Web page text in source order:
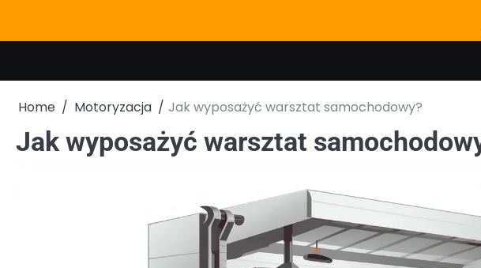
content
Home Motoryzacja Jak wyposażyć warsztat samochodowy?
Jak wyposażyć warsztat